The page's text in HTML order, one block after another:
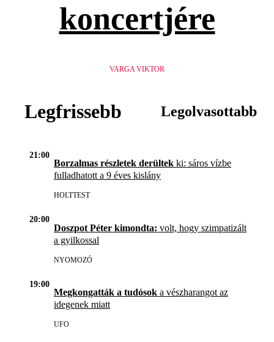
koncertjére
VARGA VIKTOR
Legfrissebb Legolvasottabb
21:00
Borzalmas részletek derültek ki: sáros vízbe
fulladhatott a 9 éves kislány
HOLTTEST
20:00
Doszpot Péter kimondta: volt, hogy szimpatizált
a gyilkossal
NYOMOZÓ
19:00
Megkongatták a tudósok a vészharangot az
idegenek miatt
UFO